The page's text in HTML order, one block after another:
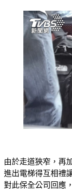
由於走道狹窄，再
進出電梯得互相禮
對此保全公司回應